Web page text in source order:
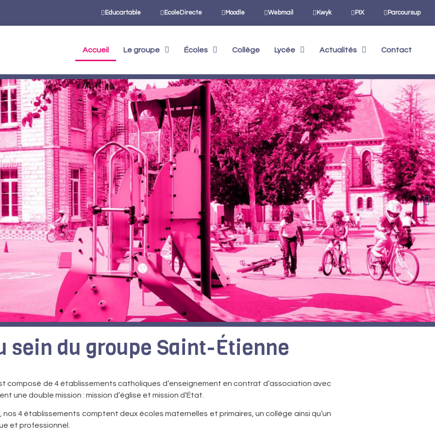
Educartable EcoleDirecte Moodle Webmail Kwyk PIX Parcoursup
Accueil Le groupe Écoles Collège Lycée Actualités Contact
etet
et
etet
et
etet
et
sein du groupe Saint-Étienne
composé de 4 établissements catholiques d’enseignement en contrat d’association avec
une double mission : mission d’église et mission d’État.
nos 4 établissements comptent deux écoles maternelles et primaires, un collège ainsi qu’un
et professionnel.